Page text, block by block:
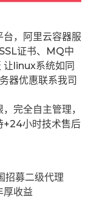
台，阿里云容器服
证书、MQ中
让 linux系统如同
器优惠联系我司
完全自主管理，
+24小时技术售后
招募二级代理
厚收益